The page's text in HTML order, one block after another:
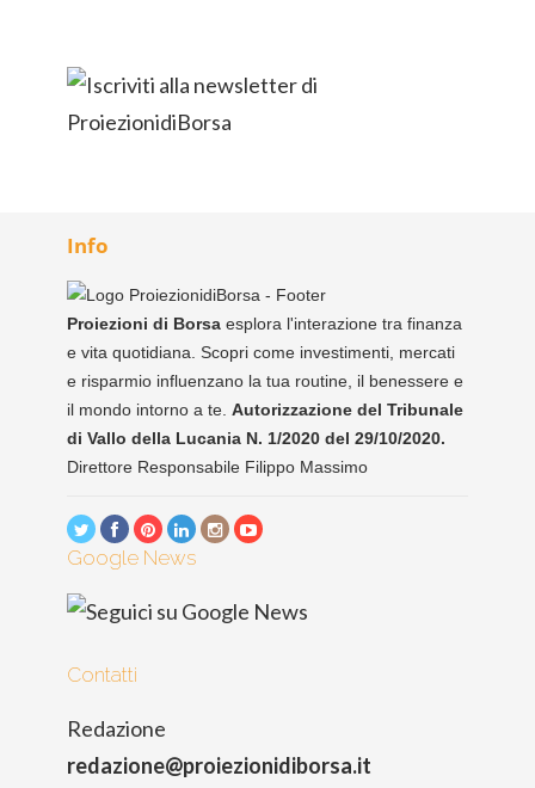
Info
Proiezioni di Borsa esplora l'interazione tra finanza
e vita quotidiana. Scopri come investimenti, mercati
e risparmio influenzano la tua routine, il benessere e
il mondo intorno a te. Autorizzazione del Tribunale
di Vallo della Lucania N. 1/2020 del 29/10/2020.
Direttore Responsabile Filippo Massimo
Google News
Contatti
Redazione
redazione@proiezionidiborsa.it